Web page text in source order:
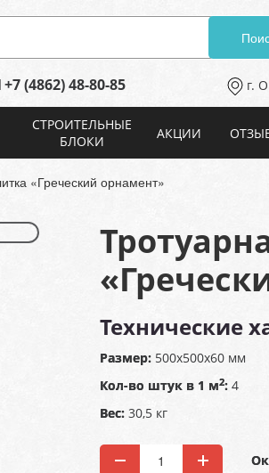
г.
+7 (4862) 48-80-85
СТРОИТЕЛЬНЫЕ
БЛОКИ
АКЦИИ
«Греческий орнамент»
Технические
Размер: 500х500х60 мм
Кол-во штук в 1 м2: 4
Вес: 30,5 кг